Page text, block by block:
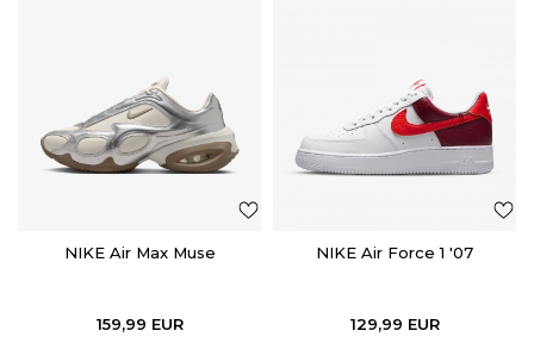
NIKE Air Max Muse
159,99 EUR
NIKE Air Force 1 '07
129,99 EUR